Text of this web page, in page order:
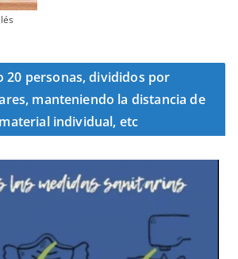
20 personas, divididos por
manteniendo la distancia de
individual, etc